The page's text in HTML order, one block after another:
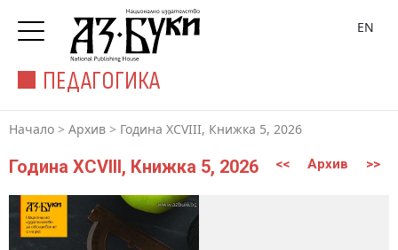
ПЕДАГОГИКА
EN
Начало > Архив > Година XCVIII, Книжка 5, 2026
Година XCVIII, Книжка 5, 2026 << Архив >>